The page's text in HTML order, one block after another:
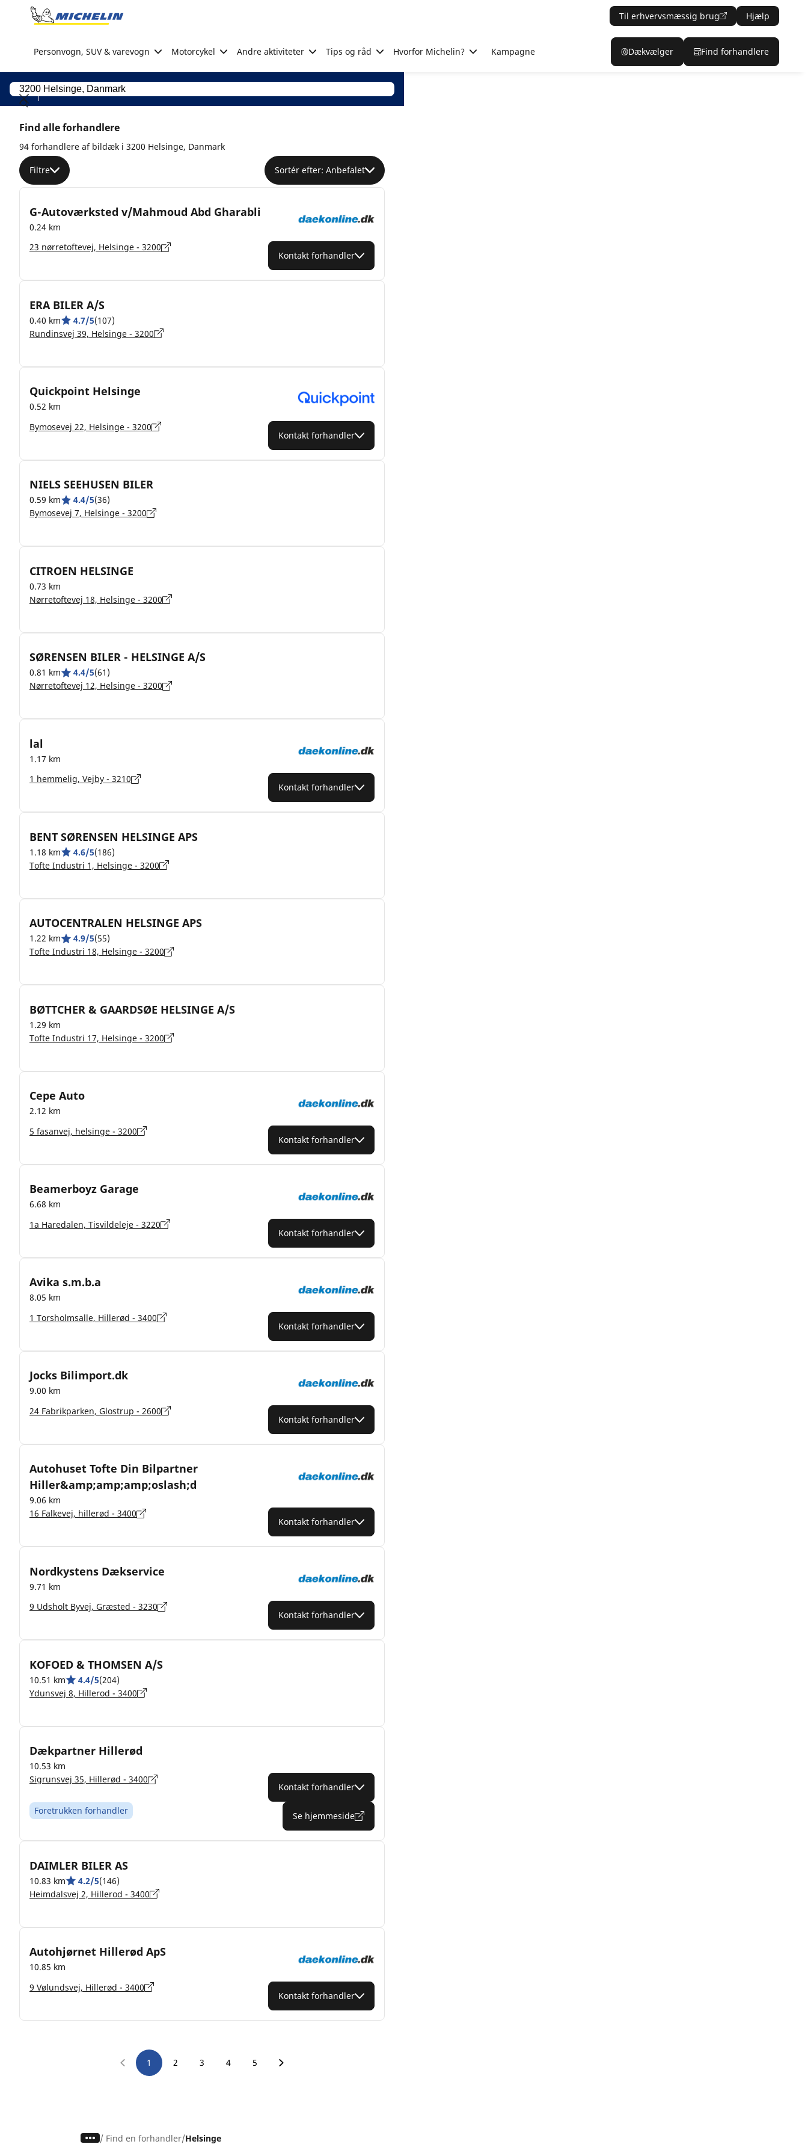
Go to page content
Til erhvervsmæssig brug Hjælp
Personvogn, SUV & varevogn Motorcykel Andre aktiviteter Tips og råd Hvorfor Michelin? Kampagne Dækvælger Find forhandlere
Find alle forhandlere
94 forhandlere af bildæk i 3200 Helsinge, Danmark
Filtre Sortér efter: Anbefalet
G-Autoværksted v/Mahmoud Abd Gharabli
0.24 km
23 nørretoftevej, Helsinge - 3200
Kontakt forhandler
ERA BILER A/S
0.40 km 4.7/5(107)
Rundinsvej 39, Helsinge - 3200
Quickpoint Helsinge
0.52 km
Bymosevej 22, Helsinge - 3200
Kontakt forhandler
NIELS SEEHUSEN BILER
0.59 km 4.4/5(36)
Bymosevej 7, Helsinge - 3200
CITROEN HELSINGE
0.73 km
Nørretoftevej 18, Helsinge - 3200
SØRENSEN BILER - HELSINGE A/S
0.81 km 4.4/5(61)
Nørretoftevej 12, Helsinge - 3200
lal
1.17 km
1 hemmelig, Vejby - 3210
Kontakt forhandler
BENT SØRENSEN HELSINGE APS
1.18 km 4.6/5(186)
Tofte Industri 1, Helsinge - 3200
AUTOCENTRALEN HELSINGE APS
1.22 km 4.9/5(55)
Tofte Industri 18, Helsinge - 3200
BØTTCHER & GAARDSØE HELSINGE A/S
1.29 km
Tofte Industri 17, Helsinge - 3200
Cepe Auto
2.12 km
5 fasanvej, helsinge - 3200
Kontakt forhandler
Beamerboyz Garage
6.68 km
1a Haredalen, Tisvildeleje - 3220
Kontakt forhandler
Avika s.m.b.a
8.05 km
1 Torsholmsalle, Hillerød - 3400
Kontakt forhandler
Jocks Bilimport.dk
9.00 km
24 Fabrikparken, Glostrup - 2600
Kontakt forhandler
Autohuset Tofte Din Bilpartner
Hiller&amp;amp;amp;oslash;d
9.06 km
16 Falkevej, hillerød - 3400
Kontakt forhandler
Nordkystens Dækservice
9.71 km
9 Udsholt Byvej, Græsted - 3230
Kontakt forhandler
KOFOED & THOMSEN A/S
10.51 km 4.4/5(204)
Ydunsvej 8, Hillerod - 3400
Dækpartner Hillerød
10.53 km
Sigrunsvej 35, Hillerød - 3400
Foretrukken forhandler
Kontakt forhandler
Se hjemmeside
DAIMLER BILER AS
10.83 km 4.2/5(146)
Heimdalsvej 2, Hillerod - 3400
Autohjørnet Hillerød ApS
10.85 km
9 Vølundsvej, Hillerød - 3400
Kontakt forhandler
1 2 3 4 5
/ Find en forhandler Helsinge